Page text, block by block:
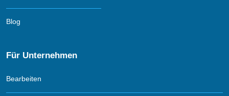
Blog
Für Unternehmen
Bearbeiten